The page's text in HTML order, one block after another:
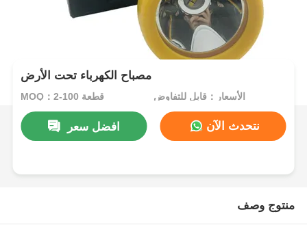
مصباح الكهرباء تحت الأرض
MOQ：2-100 قطعة الأسعار：قابل للتفاوض
افضل سعر نتحدث الآن
منتوج وصف